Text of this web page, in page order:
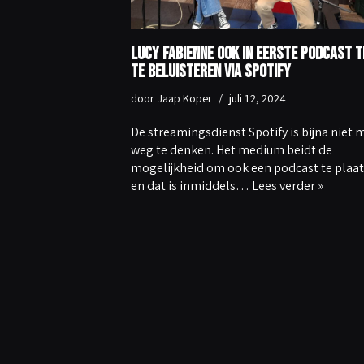
Lucy Fabienne ook in eerste podcast
te beluisteren via Spotify
door Jaap Koper juli 12, 2024
De streamingsdienst Spotify is bijna niet
weg te denken. Het medium beidt de
mogelijkheid om ook een podcast te
en dat is inmiddels… Lees verder »